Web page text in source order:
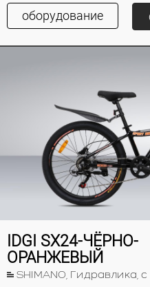
оборудование
IDGI SX24-ЧЁРНО-
ОРАНЖЕВЫЙ
SHIMANO, Гидравлика, с